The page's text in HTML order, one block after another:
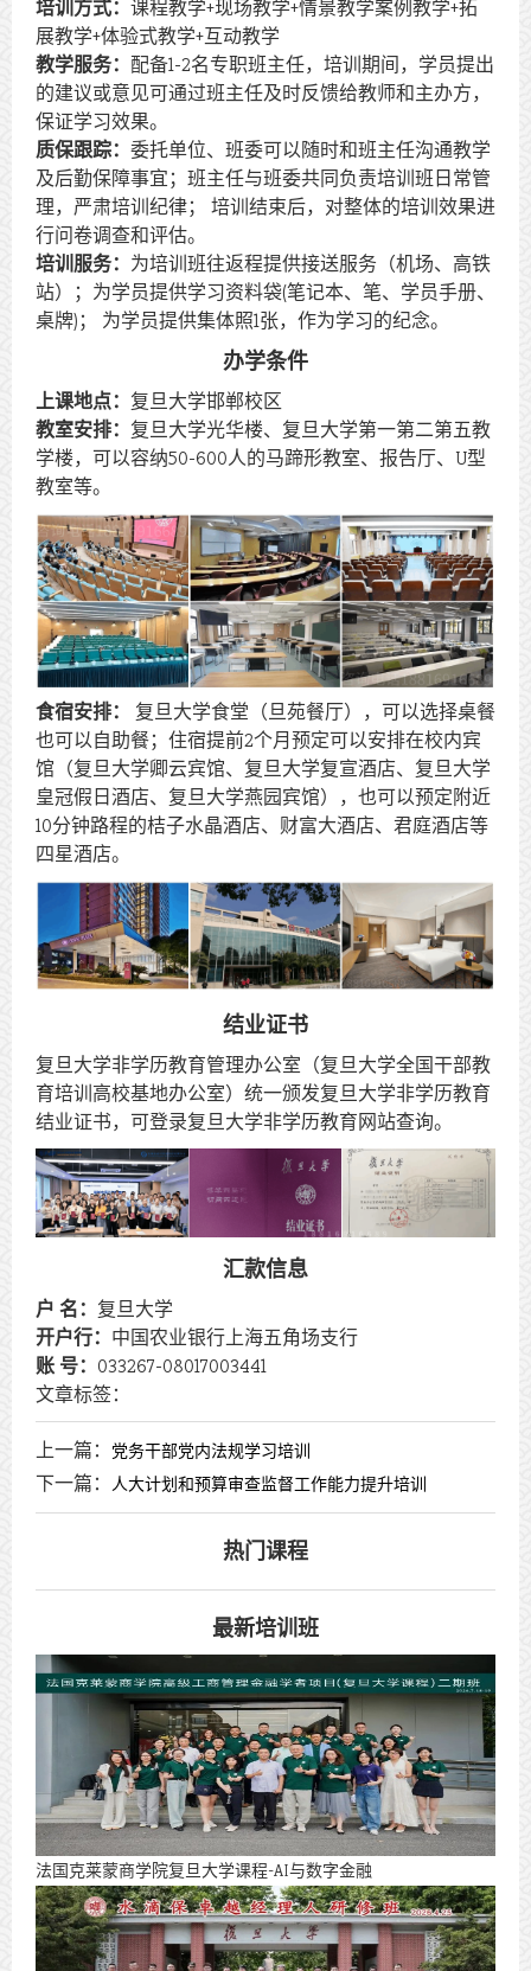
培训方式： 课程教学+现场教学+情景教学案例教学+拓
展教学+体验式教学+互动教学
教学服务： 配备1-2名专职班主任，培训期间，学员提出
的建议或意见可通过班主任及时反馈给教师和主办方，
保证学习效果。
质保跟踪： 委托单位、班委可以随时和班主任沟通教学
及后勤保障事宜；班主任与班委共同负责培训班日常管
理，严肃培训纪律； 培训结束后，对整体的培训效果进
行问卷调查和评估。
培训服务： 为培训班往返程提供接送服务（机场、高铁
站）；为学员提供学习资料袋(笔记本、笔、学员手册、
桌牌)； 为学员提供集体照1张，作为学习的纪念。
办学条件
上课地点： 复旦大学邯郸校区
教室安排： 复旦大学光华楼、复旦大学第一第二第五教
学楼，可以容纳50-600人的马蹄形教室、报告厅、U型
教室等。
食宿安排：
复旦大学食堂（旦苑餐厅），可以选择桌餐
也可以自助餐；住宿提前2个月预定可以安排在校内宾
馆（复旦大学卿云宾馆、复旦大学复宣酒店、复旦大学
皇冠假日酒店、复旦大学燕园宾馆），也可以预定附近
10分钟路程的桔子水晶酒店、财富大酒店、君庭酒店等
四星酒店。
结业证书
复旦大学非学历教育管理办公室（复旦大学全国干部教
育培训高校基地办公室）统一颁发复旦大学非学历教育
结业证书，可登录复旦大学非学历教育网站查询。
汇款信息
户 名： 复旦大学
开户行： 中国农业银行上海五角场支行
账 号： 033267-08017003441
文章标签：
上一篇： 党务干部党内法规学习培训
下一篇： 人大计划和预算审查监督工作能力提升培训
热门课程
最新培训班
法国克莱蒙商学院复旦大学课程-AI与数字金融